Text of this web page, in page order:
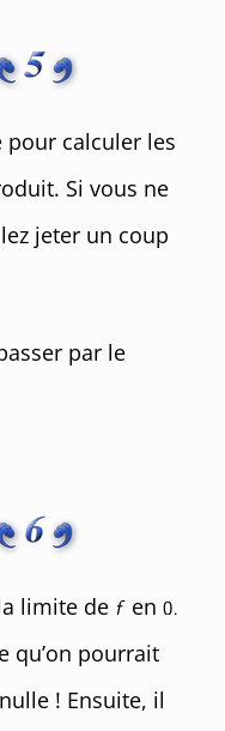
calculer les
Si vous ne
jeter un coup
par le
limite de
en
qu’on pourrait
! Ensuite, il